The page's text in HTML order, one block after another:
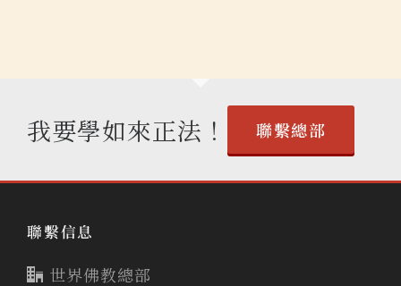
我要學如來正法！ 聯繫總部
聯繫信息
世界佛教總部